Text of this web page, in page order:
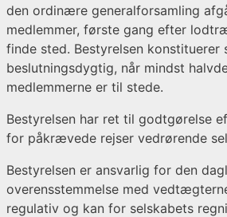
den ordinære generalforsamling
medlemmer, første gang efter
finde sted. Bestyrelsen konstituerer
beslutningsdygtig, når mindst
medlemmerne er til stede.
Bestyrelsen har ret til godtgørelse
for påkrævede rejser vedrørende
Bestyrelsen er ansvarlig for den
overensstemmelse med
regulativ og kan for selskabets